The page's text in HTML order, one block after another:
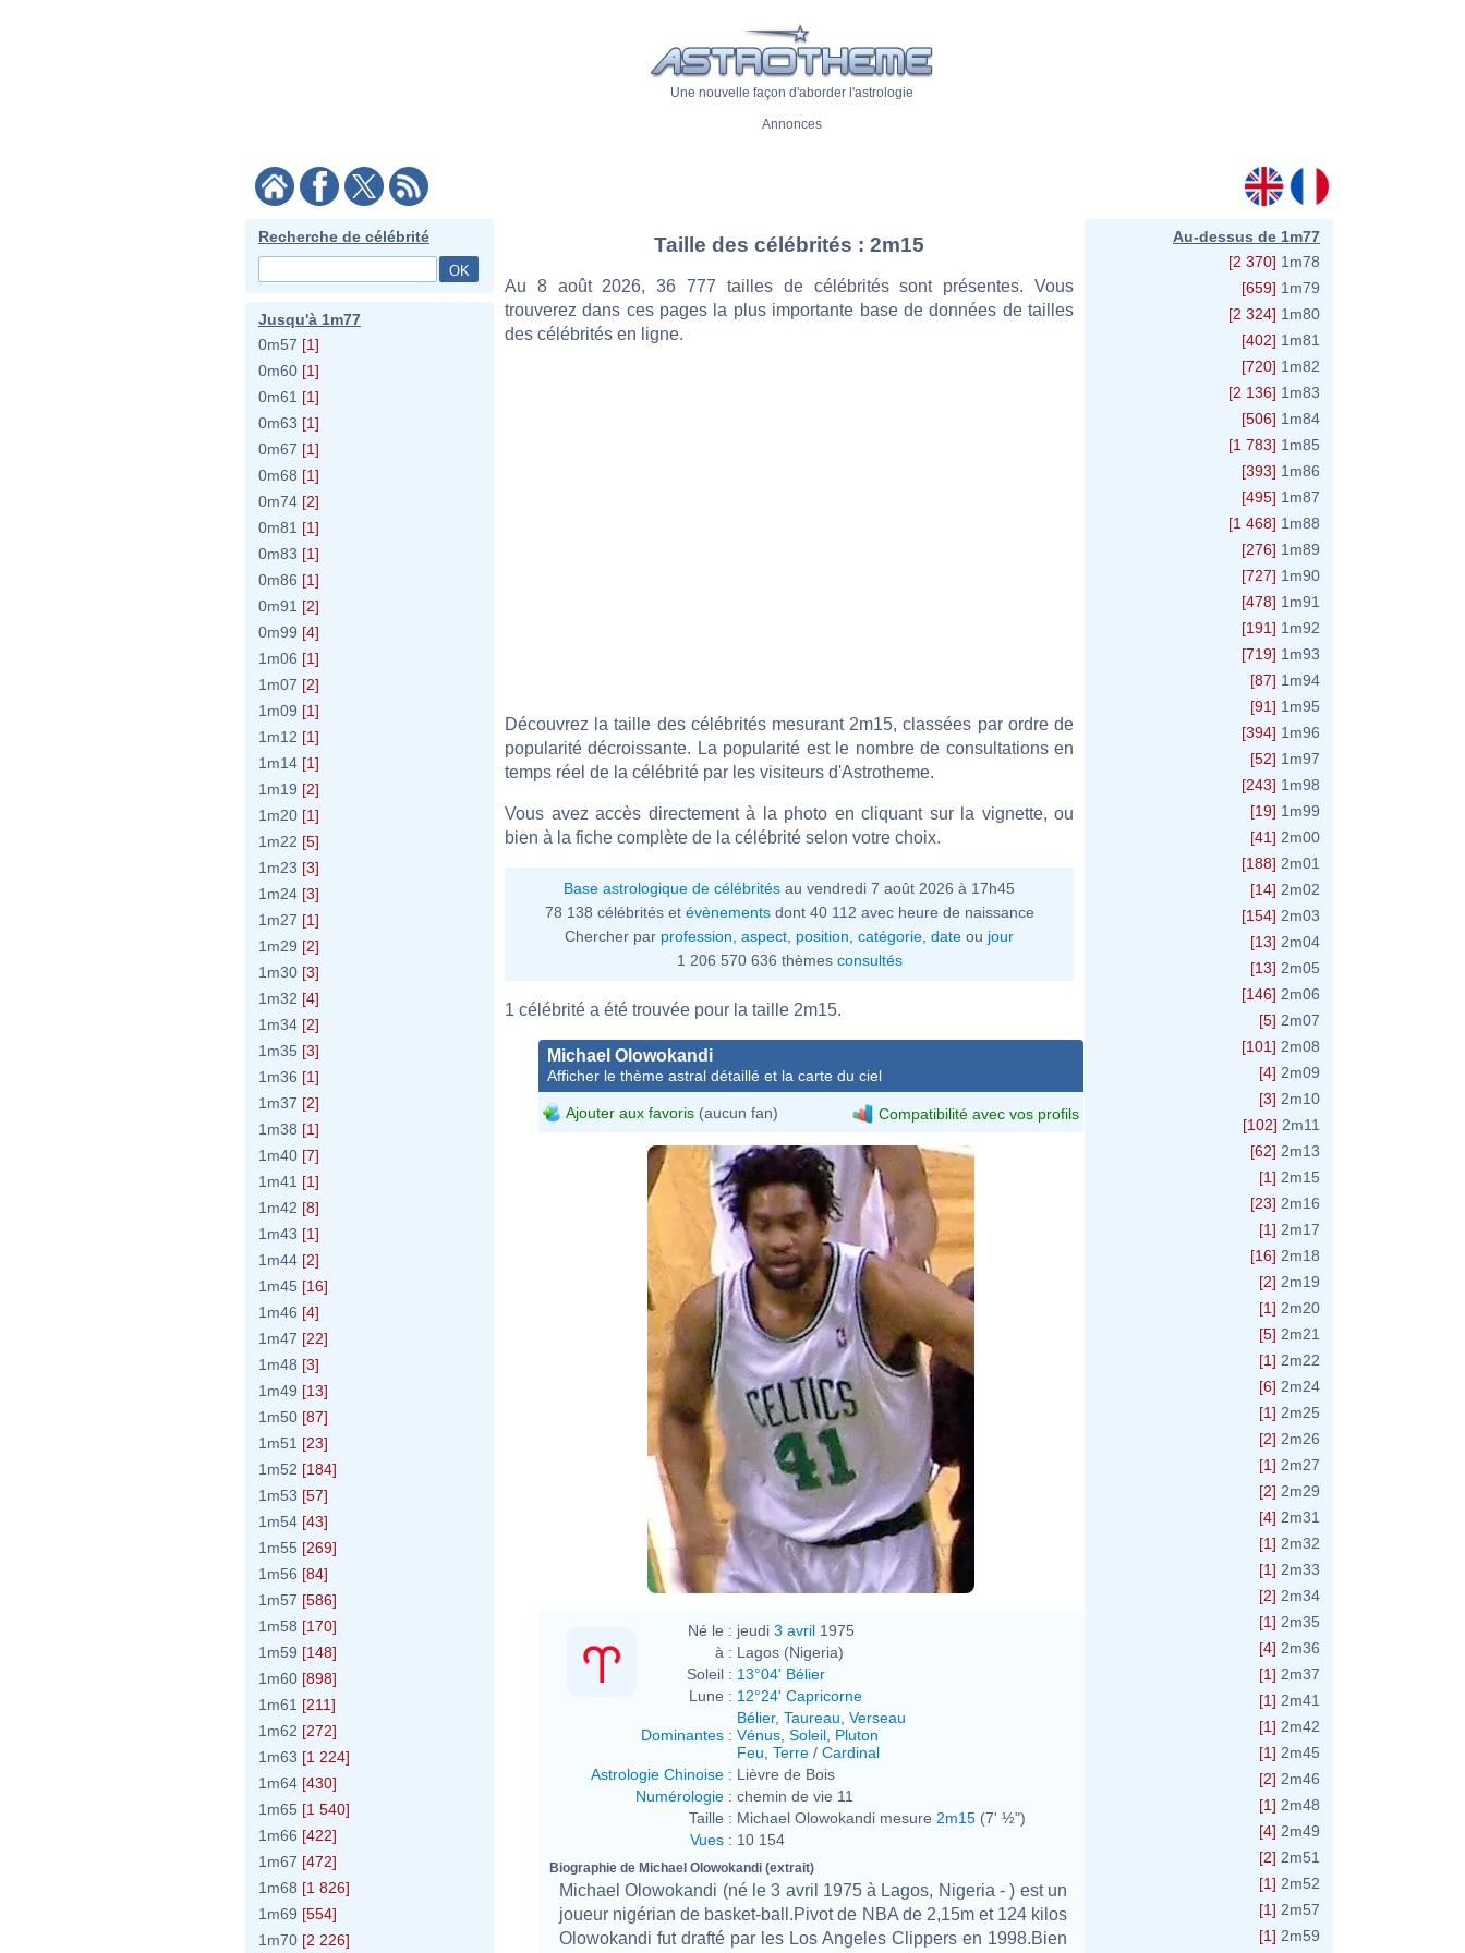
Une nouvelle façon d'aborder l'astrologie
Annonces
Recherche de célébrité
Jusqu'à 1m77
0m57 [1]
0m60 [1]
0m61 [1]
0m63 [1]
0m67 [1]
0m68 [1]
0m74 [2]
0m81 [1]
0m83 [1]
0m86 [1]
0m91 [2]
0m99 [4]
1m06 [1]
1m07 [2]
1m09 [1]
1m12 [1]
1m14 [1]
1m19 [2]
1m20 [1]
1m22 [5]
1m23 [3]
1m24 [3]
1m27 [1]
1m29 [2]
1m30 [3]
1m32 [4]
1m34 [2]
1m35 [3]
1m36 [1]
1m37 [2]
1m38 [1]
1m40 [7]
1m41 [1]
1m42 [8]
1m43 [1]
1m44 [2]
1m45 [16]
1m46 [4]
1m47 [22]
1m48 [3]
1m49 [13]
1m50 [87]
1m51 [23]
1m52 [184]
1m53 [57]
1m54 [43]
1m55 [269]
1m56 [84]
1m57 [586]
1m58 [170]
1m59 [148]
1m60 [898]
1m61 [211]
1m62 [272]
1m63 [1 224]
1m64 [430]
1m65 [1 540]
1m66 [422]
1m67 [472]
1m68 [1 826]
1m69 [554]
1m70 [2 226]
Taille des célébrités : 2m15
Au 8 août 2026, 36 777 tailles de célébrités sont présentes. Vous
trouverez dans ces pages la plus importante base de données de tailles
des célébrités en ligne.
Découvrez la taille des célébrités mesurant 2m15, classées par ordre de
popularité décroissante. La popularité est le nombre de consultations en
temps réel de la célébrité par les visiteurs d'Astrotheme.
Vous avez accès directement à la photo en cliquant sur la vignette, ou
bien à la fiche complète de la célébrité selon votre choix.
Base astrologique de célébrités au vendredi 7 août 2026 à 17h45
78 138 célébrités et évènementsdont 40 112 avec heure de naissance
Chercher par profession aspect position catégorie date ou jour
1 206 570 636 thèmes consultés
1 célébrité a été trouvée pour la taille 2m15.
Michael Olowokandi
Afficher le thème astral détaillé et la carte du ciel
Ajouter aux favoris (aucun fan) Compatibilité avec vos profils
Jason_Kapono_jump_shot_2006.jpg
Jeff Egnaczyk
Lpdrew
Jason_Kapono_jump_shot_2006.jpg
Né le : jeudi 3 avril 1975
à : Lagos (Nigeria)
Soleil : 13°04' Bélier
Lune : 12°24' Capricorne
Dominantes :
Bélier, Taureau Verseau
Vénus Soleil Pluton
Feu Terre / Cardinal
Astrologie Chinoise : Lièvre de Bois
Numérologie : chemin de vie 11
Taille : Michael Olowokandi mesure 2m15 (7' ½")
Vues : 10 154
Biographie de Michael Olowokandi (extrait)
Michael Olowokandi (né le 3 avril 1975 à Lagos, Nigeria - ) est un
joueur nigérian de basket-ball.Pivot de NBA de 2,15m et 124 kilos
Olowokandi fut drafté par les Los Angeles Clippers en 1998.Bien
Au-dessus de 1m77
[2 370] 1m78
[659] 1m79
[2 324] 1m80
[402] 1m81
[720] 1m82
[2 136] 1m83
[506] 1m84
[1 783] 1m85
[393] 1m86
[495] 1m87
[1 468] 1m88
[276] 1m89
[727] 1m90
[478] 1m91
[191] 1m92
[719] 1m93
[87] 1m94
[91] 1m95
[394] 1m96
[52] 1m97
[243] 1m98
[19] 1m99
[41] 2m00
[188] 2m01
[14] 2m02
[154] 2m03
[13] 2m04
[13] 2m05
[146] 2m06
[5] 2m07
[101] 2m08
[4] 2m09
[3] 2m10
[102] 2m11
[62] 2m13
[1] 2m15
[23] 2m16
[1] 2m17
[16] 2m18
[2] 2m19
[1] 2m20
[5] 2m21
[1] 2m22
[6] 2m24
[1] 2m25
[2] 2m26
[1] 2m27
[2] 2m29
[4] 2m31
[1] 2m32
[1] 2m33
[2] 2m34
[1] 2m35
[4] 2m36
[1] 2m37
[1] 2m41
[1] 2m42
[1] 2m45
[2] 2m46
[1] 2m48
[4] 2m49
[2] 2m51
[1] 2m52
[1] 2m57
[1] 2m59